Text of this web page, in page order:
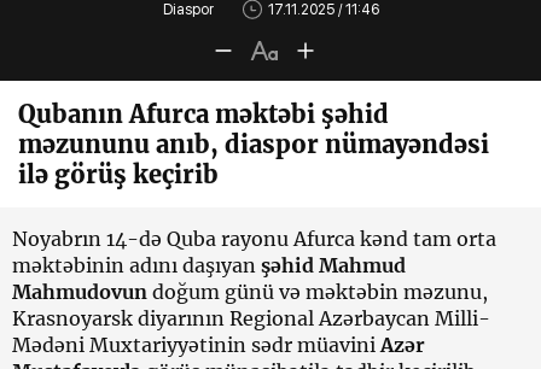
Diaspor 17.11.2025 / 11:46
Qubanın Afurca məktəbi şəhid
məzununu anıb, diaspor nümayəndəsi
ilə görüş keçirib
Noyabrın 14-də Quba rayonu Afurca kənd tam orta
məktəbinin adını daşıyan şəhid Mahmud
Mahmudovun doğum günü və məktəbin məzunu,
Krasnoyarsk diyarının Regional Azərbaycan Milli-
Mədəni Muxtariyyətinin sədr müaviniAzər